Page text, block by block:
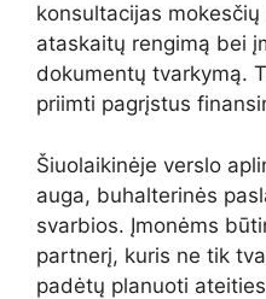
konsultacijas
ataskaitų rengimą bei
dokumentų tvarkymą.
priimti pagrįstus
Šiuolaikinėje verslo
auga, buhalterinės
svarbios. Įmonėms
partnerį, kuris ne tik
padėtų planuoti